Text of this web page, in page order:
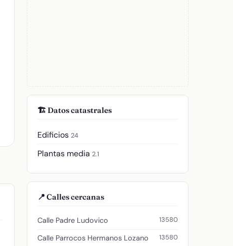
🏗️ Datos catastrales
Edificios 24
Plantas media 2.1
📍 Calles cercanas
Calle Padre Ludovico 13580
Calle Parrocos Hermanos Lozano 13580